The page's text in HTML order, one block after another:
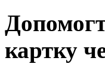
картку